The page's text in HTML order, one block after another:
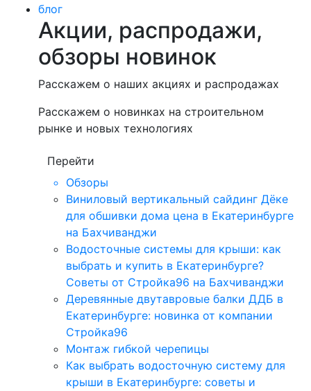
блог
Акции, распродажи,
обзоры новинок
Расскажем о наших акциях и распродажах
Расскажем о новинках на строительном
рынке и новых технологиях
Перейти
Обзоры
Виниловый вертикальный сайдинг Дёке
для обшивки дома цена в Екатеринбурге
на Бахчиванджи
Водосточные системы для крыши: как
выбрать и купить в Екатеринбурге?
Советы от Стройка96 на Бахчиванджи
Деревянные двутавровые балки ДДБ в
Екатеринбурге: новинка от компании
Стройка96
Монтаж гибкой черепицы
Как выбрать водосточную систему для
крыши в Екатеринбурге: советы и